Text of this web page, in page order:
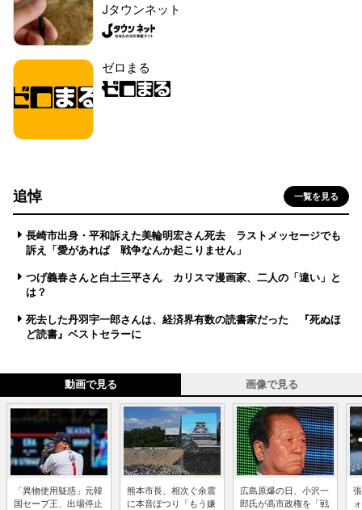
Jタウンネット
ゼロまる
追悼 一覧を見る
長崎市出身・平和訴えた美輪明宏さん死去 ラストメッセージでも
訴え「愛があれば 戦争なんか起こりません」
つげ義春さんと白土三平さん カリスマ漫画家、二人の「違い」と
は？
死去した丹羽宇一郎さんは、経済界有数の読書家だった 『死ぬほ
ど読書』ベストセラーに
動画で見る 画像で見る
「異物使用疑惑」元韓
国セーブ王、出場停止
熊本市長、相次ぐ余震
に本音ぽつり「もう嫌
広島原爆の日、小沢一
郎氏が高市政権を「戦